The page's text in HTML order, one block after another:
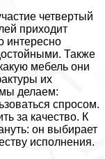
четвертый
приходит
интересно
Также
мебель они
их
делаем:
спросом.
за качество. К
он выбирает
исполнения.